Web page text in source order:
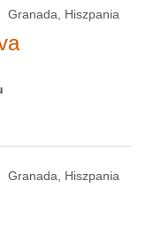
Granada, Hiszpania
Granada, Hiszpania